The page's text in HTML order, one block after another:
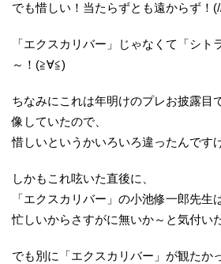
でも惜しい！当たらずとも遠からず！
「エクスカリバー」じゃなくて「シト
～！(≧∀≦)
ちなみにこれは年明けのプレお披露目
像していたので、
惜しいというかいろいろ違ったんです
しかもこれ呟いた直後に、
「エクスカリバー」の小池修一郎先生
忙しいからさすがに無いか～と気付い
でも別に「エクスカリバー」が観たか